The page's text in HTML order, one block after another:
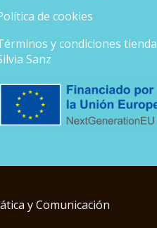
de cookies
y condiciones tienda
Sanz
y Comunicación